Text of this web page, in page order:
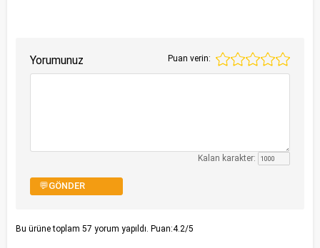
Yorumunuz Puan verin:
Kalan karakter:
💬GÖNDER
Bu ürüne toplam 57 yorum yapıldı. Puan:4.2/5